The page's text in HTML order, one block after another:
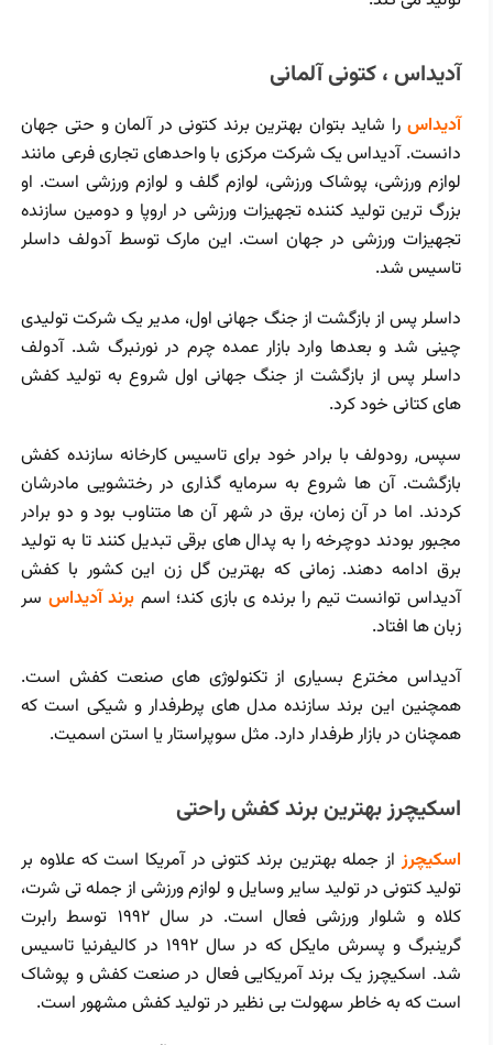
آدیداس ، کتونی آلمانی
آدیداس را شاید بتوان بهترین برند کتونی در آلمان و حتی جهان
دانست. آدیداس یک شرکت مرکزی با واحدهای تجاری فرعی مانند
لوازم ورزشی، پوشاک ورزشی، لوازم گلف و لوازم ورزشی است. او
بزرگ‌ ترین تولید کننده تجهیزات ورزشی در اروپا و دومین سازنده
تجهیزات ورزشی در جهان است. این مارک توسط آدولف داسلر
تاسیس شد.
داسلر پس از بازگشت از جنگ جهانی اول، مدیر یک شرکت تولیدی
چینی شد و بعدها وارد بازار عمده چرم در نورنبرگ شد. آدولف
داسلر پس از بازگشت از جنگ جهانی اول شروع به تولید کفش
‌های کتانی خود کرد.
سپس, رودولف با برادر خود برای تاسیس کارخانه سازنده کفش
بازگشت. آن ‌ها شروع به سرمایه‌ گذاری در رختشویی مادرشان
کردند. اما در آن زمان، برق در شهر آن‌ ها متناوب بود و دو برادر
مجبور بودند دوچرخه را به پدال ‌های برقی تبدیل کنند تا به تولید
برق ادامه دهند. زمانی که بهترین گل زن این کشور با کفش
آدیداس توانست تیم را برنده ی بازی کند؛ اسم برند آدیداس سر
زبان ها افتاد.
آدیداس مخترع بسیاری از تکنولوژی های صنعت کفش است.
همچنین این برند سازنده مدل های پرطرفدار و شیکی است که
همچنان در بازار طرفدار دارد. مثل سوپراستار یا استن اسمیت.
اسکیچرز بهترین برند کفش راحتی
اسکیچرزاز جمله بهترین برند کتونی در آمریکا است که علاوه بر
تولید کتونی در تولید سایر وسایل و لوازم ورزشی از جمله تی شرت،
کلاه و شلوار ورزشی فعال است. در سال ۱۹۹۲ توسط رابرت
گرینبرگ و پسرش مایکل که در سال ۱۹۹۲ در کالیفرنیا تاسیس
شد. اسکیچرز یک برند آمریکایی فعال در صنعت کفش و پوشاک
است که به خاطر سهولت بی‌ نظیر در تولید کفش مشهور است.